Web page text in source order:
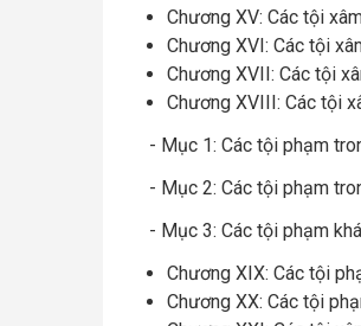
Chương XV: Các tội
Chương XVI: Các tội
Chương XVII: Các tội
Chương XVIII: Các tội
- Mục 1: Các tội phạm
- Mục 2: Các tội phạm
- Mục 3: Các tội phạm
Chương XIX: Các tội
Chương XX: Các tội